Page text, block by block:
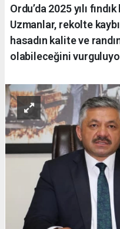
Ordu’da 2025 yılı
Uzmanlar, rekolte
hasadın kalite ve
olabileceğini